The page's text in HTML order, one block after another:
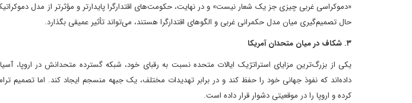
«دموکراسی غربی چیزی جز یک شعار نیست» و در نهایت، حکومت‌های اقتدارگرا پایدارتر و مؤثرتر از مدل
حال تصمیم‌گیری میان مدل حکمرانی غربی و الگوهای اقتدارگرا هستند، می‌تواند تأثیر عمیقی بگذارد.
۳. شکاف در میان متحدان آمریکا
یکی از بزرگ‌ترین مزایای استراتژیک ایالات متحده نسبت به رقبای خود، شبکه گسترده متحدانش در اروپا، آسیا
داده‌اند که نفوذ جهانی خود را حفظ کند و در برابر تهدیدات مختلف، یک جبهه منسجم ایجاد کند. اما تصمیم
کرده و اروپا را در موقعیتی دشوار قرار داده است.